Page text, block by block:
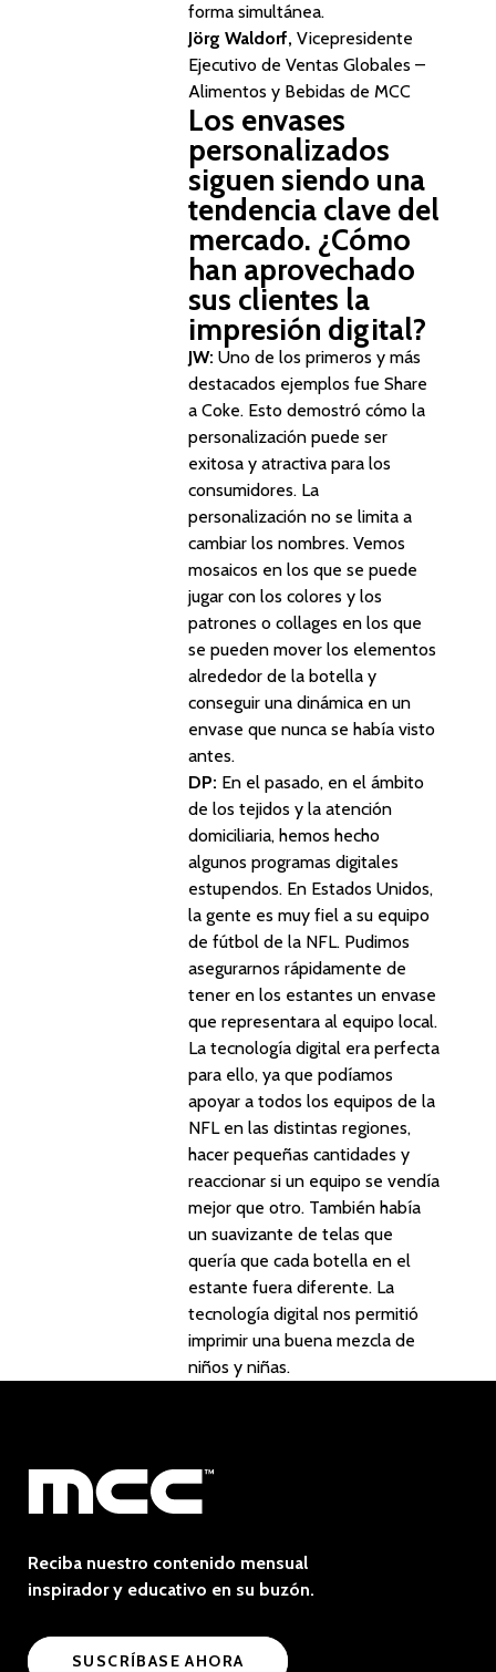
forma simultánea.
Jörg Waldorf, Vicepresidente
Ejecutivo de Ventas Globales –
Alimentos y Bebidas de MCC
Los envases
personalizados
siguen siendo una
tendencia clave del
mercado. ¿Cómo
han aprovechado
sus clientes la
impresión digital?
JW: Uno de los primeros y más
destacados ejemplos fue Share
a Coke. Esto demostró cómo la
personalización puede ser
exitosa y atractiva para los
consumidores. La
personalización no se limita a
cambiar los nombres. Vemos
mosaicos en los que se puede
jugar con los colores y los
patrones o collages en los que
se pueden mover los elementos
alrededor de la botella y
conseguir una dinámica en un
envase que nunca se había visto
antes.
DP: En el pasado, en el ámbito
de los tejidos y la atención
domiciliaria, hemos hecho
algunos programas digitales
estupendos. En Estados Unidos,
la gente es muy fiel a su equipo
de fútbol de la NFL. Pudimos
asegurarnos rápidamente de
tener en los estantes un envase
que representara al equipo local.
La tecnología digital era perfecta
para ello, ya que podíamos
apoyar a todos los equipos de la
NFL en las distintas regiones,
hacer pequeñas cantidades y
reaccionar si un equipo se vendía
mejor que otro. También había
un suavizante de telas que
quería que cada botella en el
estante fuera diferente. La
tecnología digital nos permitió
imprimir una buena mezcla de
niños y niñas.
Reciba nuestro contenido mensual
inspirador y educativo en su buzón.
SUSCRÍBASE AHORA